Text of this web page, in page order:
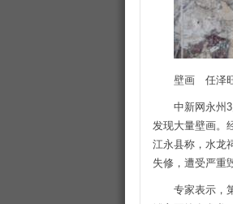
壁画 任泽
中新网永州
发现大量壁画。
江永县称，水龙
失修，遭受严重
专家表示，